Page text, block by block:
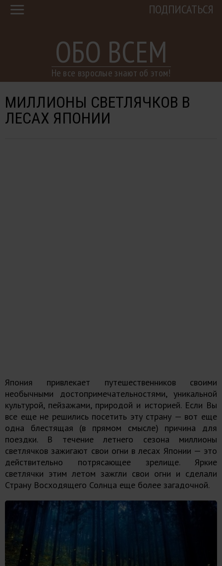
ОБО ВСЕМ
Не все взрослые знают об этом!
ПОДПИСАТЬСЯ
МИЛЛИОНЫ СВЕТЛЯЧКОВ В
ЛЕСАХ ЯПОНИИ
Япония привлекает путешественников своими
необычными достопримечательностями, уникальной
культурой, пейзажами, природой и историей. Если Вы
все еще не решились посетить эту страну — вот еще
одна блестящая (в прямом смысле) причина для
поездки. В течение летнего сезона миллионы
светлячков зажигают свои огни в лесах Японии — это
действительно потрясающее зрелище. Яркие
светлячки этим летом зажгли свои огни и сделали
Страну Восходящего Солнца еще более загадочной.